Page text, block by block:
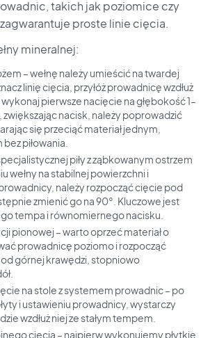
takich jak poziomice czy
proste linie cięcia.
mineralnej:
– wełnę należy umieścić na twardej
linię cięcia, przyłóż prowadnicę wzdłuż
wykonaj pierwsze nacięcie na głębokość 1–
zwiększając nacisk, należy poprowadzić
się przeciąć materiał jednym,
piłowania.
piły z ząbkowanym ostrzem
wełny na stabilnej powierzchni i
należy rozpocząć cięcie pod
zmienić go na 90°. Kluczowe jest
tempa i równomiernego nacisku.
pionowej – warto oprzeć materiał o
prowadnicę poziomo i rozpocząć
górnej krawędzi, stopniowo
na stole z systemem prowadnic – po
i ustawieniu prowadnicy, wystarczy
wzdłuż niej ze stałym tempem.
cięcia – najpierw wykonujemy płytkie